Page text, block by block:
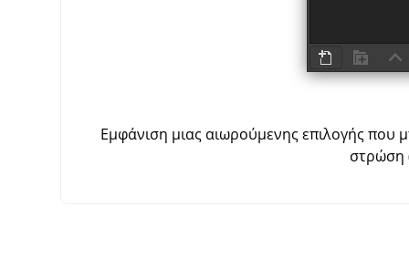
Εμφάνιση μιας αιωρούμενης επιλογής που